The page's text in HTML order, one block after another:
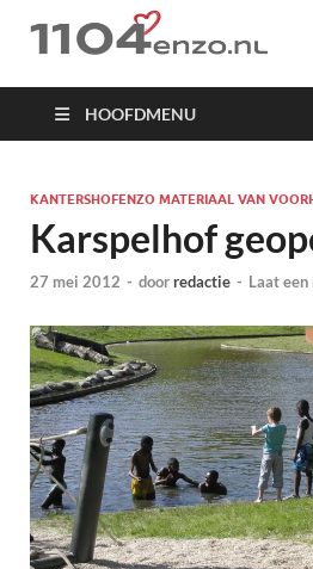
1104 en zo
HOOFDMENU
KANTERSHOFENZO MATERIAAL VAN
Karspelhof
27 mei 2012 - doorredactie - Laat